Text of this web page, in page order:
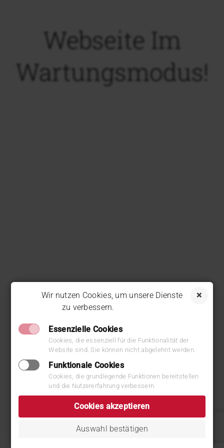
Webseite Im
Wartungsmodus!
Wir nutzen Cookies, um unsere Dienste
zu verbessern.
Essenzielle Cookies
Cookies, die essenziell für die Funktionalität der
Website sind. Sie können nicht abgelehnt werden.
Funktionale Cookies
Cookies, die grundlegende Funktionen bereitstellen
und die Nutzererfahrung verbessern.
Cookies akzeptieren
Auswahl bestätigen